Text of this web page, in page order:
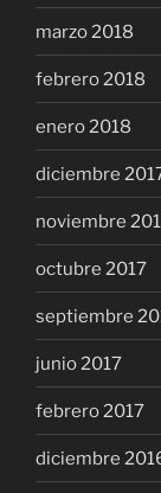
marzo 2018
febrero 2018
enero 2018
diciembre
noviembre
octubre 2017
septiembre
junio 2017
febrero 2017
diciembre